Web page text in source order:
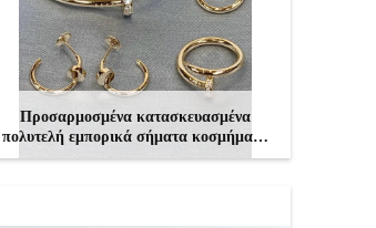
Προσαρμοσμένα κατασκευασμένα
πολυτελή εμπορικά σήματα κοσμήματα
εργοστάσιο πετρώματος πετρώματος